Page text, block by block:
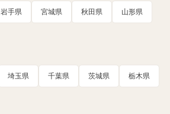
岩手県 宮城県 秋田県 山形県
埼玉県 千葉県 茨城県 栃木県